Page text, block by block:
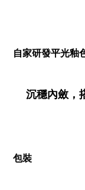
自家研發平光釉
沉穩內斂，
包裝